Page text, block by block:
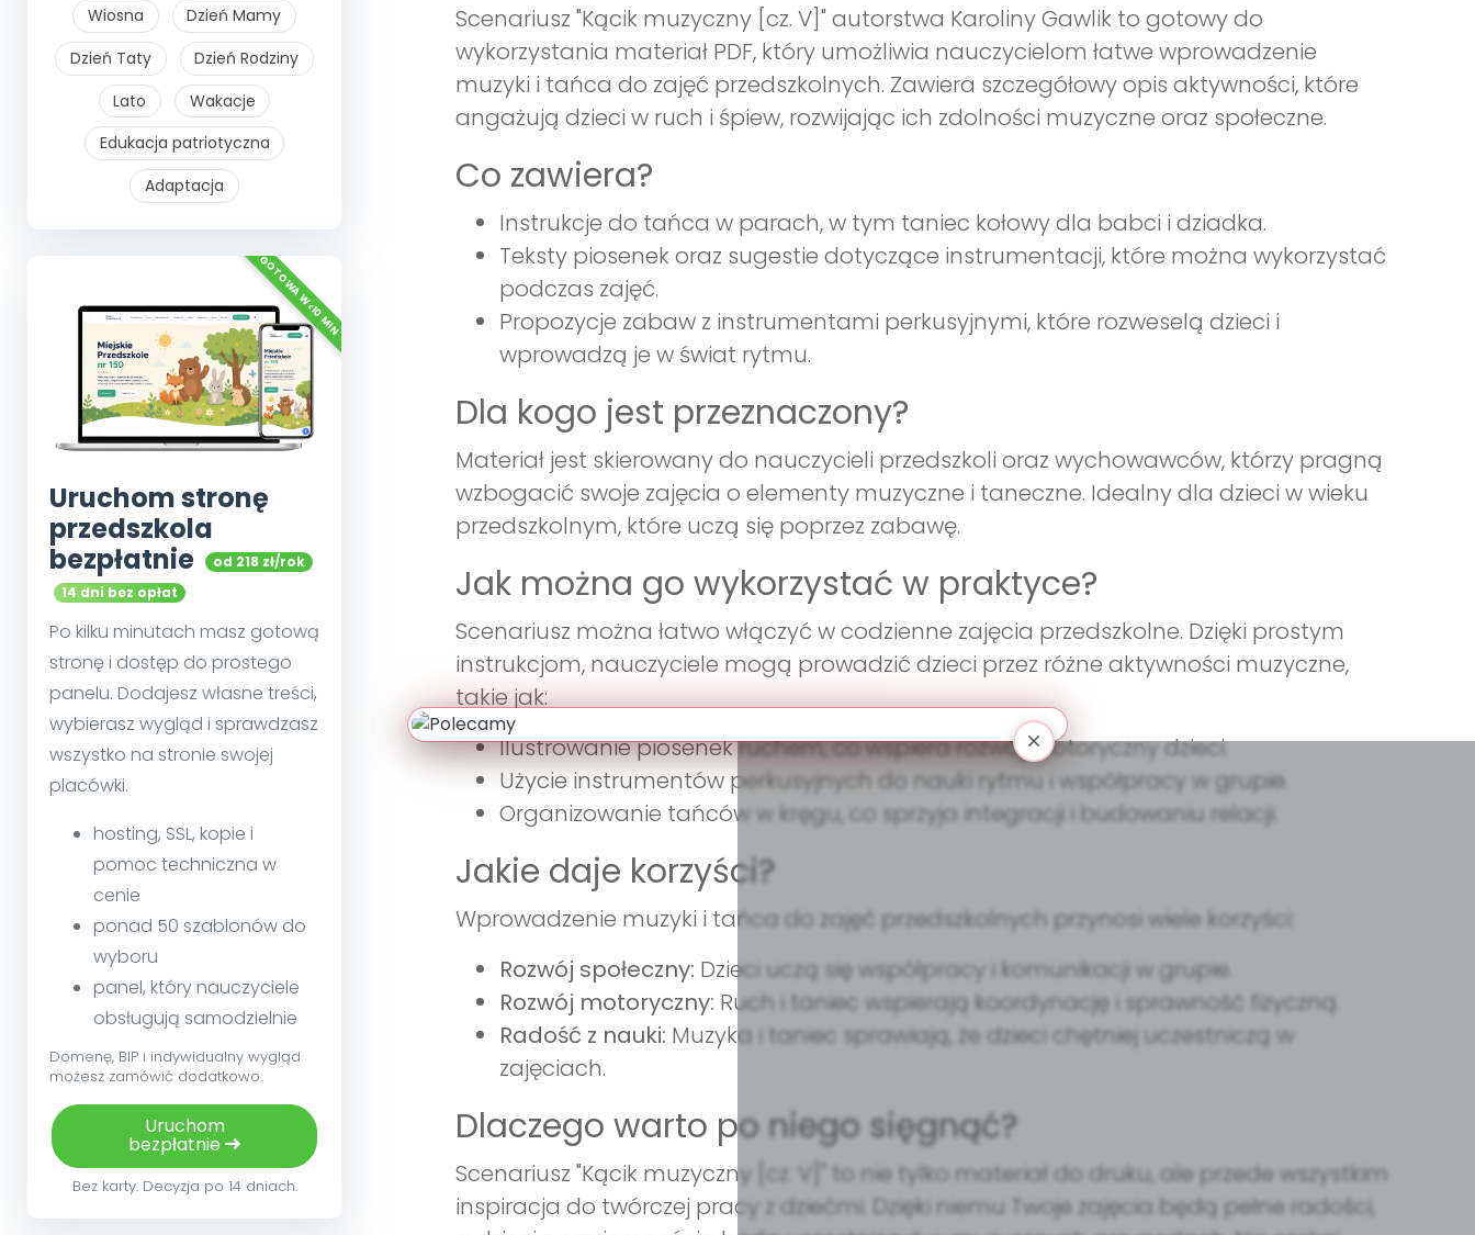
Wiosna
Dzień Mamy
Dzień Taty
Dzień Rodziny
Lato
Wakacje
Edukacja patriotyczna
Adaptacja
Uruchom stronę
przedszkola
bezpłatnie
od 218 zł/rok
14 dni bez opłat
Po kilku minutach masz gotową
stronę i dostęp do prostego
panelu. Dodajesz własne treści,
wybierasz wygląd i sprawdzasz
wszystko na stronie swojej
placówki.
hosting, SSL, kopie i
pomoc techniczna w
cenie
ponad 50 szablonów do
wyboru
panel, który nauczyciele
obsługują samodzielnie
Domenę, BIP i indywidualny wygląd
możesz zamówić dodatkowo.
Uruchom
bezpłatnie
Bez karty. Decyzja po 14 dniach.
Scenariusz "Kącik muzyczny [cz. V]" autorstwa Karoliny Gawlik to gotowy do
wykorzystania materiał PDF, który umożliwia nauczycielom łatwe wprowadzenie
muzyki i tańca do zajęć przedszkolnych. Zawiera szczegółowy opis aktywności, które
angażują dzieci w ruch i śpiew, rozwijając ich zdolności muzyczne oraz społeczne.
Co zawiera?
Instrukcje do tańca w parach, w tym taniec kołowy dla babci i dziadka.
Teksty piosenek oraz sugestie dotyczące instrumentacji, które można wykorzystać
podczas zajęć.
Propozycje zabaw z instrumentami perkusyjnymi, które rozweselą dzieci i
wprowadzą je w świat rytmu.
Dla kogo jest przeznaczony?
Materiał jest skierowany do nauczycieli przedszkoli oraz wychowawców, którzy pragną
wzbogacić swoje zajęcia o elementy muzyczne i taneczne. Idealny dla dzieci w wieku
przedszkolnym, które uczą się poprzez zabawę.
Jak można go wykorzystać w praktyce?
Scenariusz można łatwo włączyć w codzienne zajęcia przedszkolne. Dzięki prostym
instrukcjom, nauczyciele mogą prowadzić dzieci przez różne aktywności muzyczne,
takie jak:
Ilustrowanie piosenek ruchem, co wspiera rozwój motoryczny dzieci.
Użycie instrumentów perkusyjnych do nauki rytmu i współpracy w grupie.
Organizowanie tańców w kręgu, co sprzyja integracji i budowaniu relacji.
Jakie daje korzyści?
Wprowadzenie muzyki i tańca do zajęć przedszkolnych przynosi wiele korzyści:
Rozwój społeczny: Dzieci uczą się współpracy i komunikacji w grupie.
Rozwój motoryczny: Ruch i taniec wspierają koordynację i sprawność fizyczną.
Radość z nauki: Muzyka i taniec sprawiają, że dzieci chętniej uczestniczą w
zajęciach.
Dlaczego warto po niego sięgnąć?
Scenariusz "Kącik muzyczny [cz. V]" to nie tylko materiał do druku, ale przede wszystkim
inspiracja do twórczej pracy z dziećmi. Dzięki niemu Twoje zajęcia będą pełne radości,